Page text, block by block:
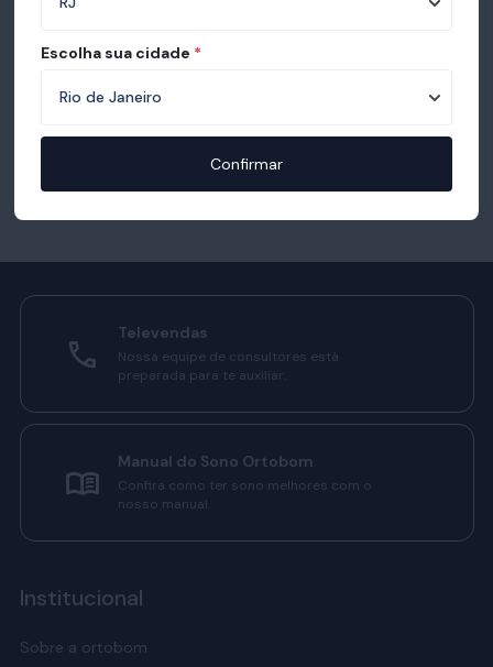
Televendas
Nossa equipe de consultores está
preparada para te auxiliar.
Manual do Sono Ortobom
Confira como ter sono melhores com o
nosso manual.
Institucional
Sobre a ortobom
Escolha sua cidade *
Confirmar